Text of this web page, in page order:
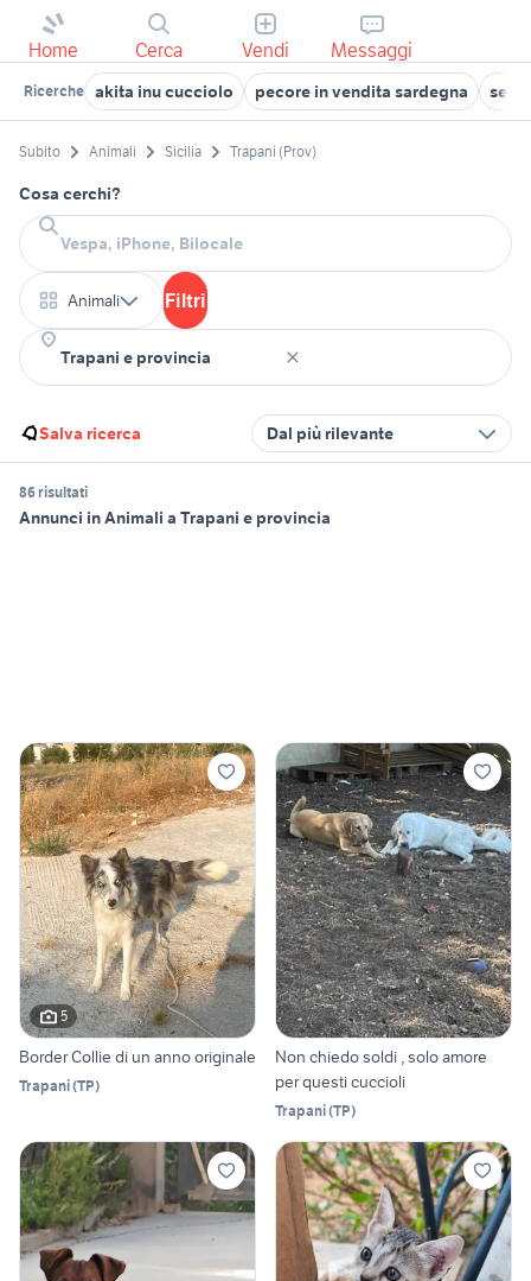
Home Cerca Vendi Messaggi
Ricerche akita inu cucciolo pecore in vendita sardegna
Subito Animali Sicilia Trapani (Prov)
Cosa cerchi?
Animali Filtri
Salva ricerca Dal più rilevante
86 risultati
Annunci in Animali a Trapani e provincia
5
Border Collie di un anno originale
Trapani(TP)
Non chiedo soldi , solo amore
per questi cuccioli
Trapani(TP)